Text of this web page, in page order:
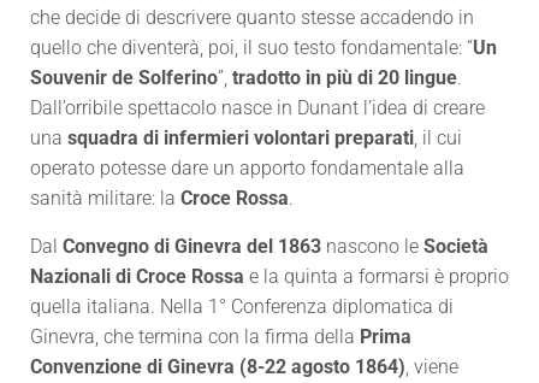
che decide di descrivere quanto stesse accadendo in
quello che diventerà, poi, il suo testo fondamentale: “Un
Souvenir de Solferino”, tradotto in più di 20 lingue.
Dall’orribile spettacolo nasce in Dunant l’idea di creare
una squadra di infermieri volontari preparati, il cui
operato potesse dare un apporto fondamentale alla
sanità militare: la Croce Rossa.
Dal Convegno di Ginevra del 1863 nascono le Società
Nazionali di Croce Rossa e la quinta a formarsi è proprio
quella italiana. Nella 1° Conferenza diplomatica di
Ginevra, che termina con la firma della Prima
Convenzione di Ginevra (8-22 agosto 1864), viene